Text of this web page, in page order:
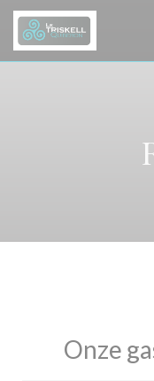
Cookies beheer paneel
Onze